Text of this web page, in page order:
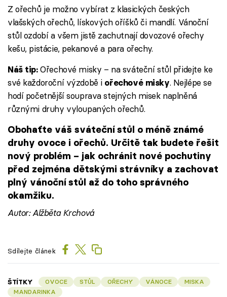
Z ořechů je možno vybírat z klasických českých
vlašských ořechů, lískových oříšků či mandlí. Vánoční
stůl ozdobí a všem jistě zachutnají dovozové ořechy
kešu, pistácie, pekanové a para ořechy.
Náš tip:Ořechové misky – na sváteční stůl přidejte ke
své každoroční výzdobě i ořechové misky. Nejlépe se
hodí početnější souprava stejných misek naplněná
různými druhy vyloupaných ořechů.
Obohaťte váš sváteční stůl o méně známé
druhy ovoce i ořechů. Určitě tak budete řešit
nový problém – jak ochránit nové pochutiny
před zejména dětskými strávníky a zachovat
plný vánoční stůl až do toho správného
okamžiku.
Autor: Alžběta Krchová
Sdílejte článek
ŠTÍTKY OVOCE STŮL OŘECHY VÁNOCE
MISKA
MANDARINKA